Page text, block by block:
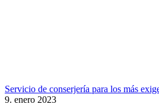
Servicio de conserjería para los más
9. enero 2023